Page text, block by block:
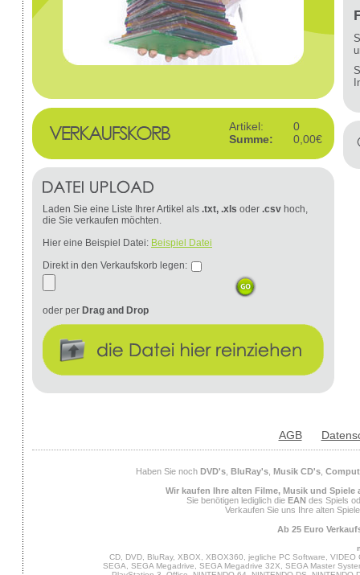
Artikel:
0
Summe:
0,00€
Laden Sie eine Liste Ihrer Artikel als .txt, .xls oder .csv hoch,
die Sie verkaufen möchten.
Hier eine Beispiel Datei: Beispiel Datei
Direkt in den Verkaufskorb legen:
oder per Drag and Drop
AGB
Haben Sie noch DVD's, BluRay's, Musik CD's,
Wir kaufen Ihre alten Filme, Musik und Spiele
Sie benötigen lediglich die EAN des Spiels
Verkaufen Sie uns Ihre alten
Ab 25 Euro
CD, DVD, BluRay, XBOX, XBOX360, jegliche PC Software,
SEGA, SEGA Megadrive, SEGA Megadrive 32X, SEGA Master